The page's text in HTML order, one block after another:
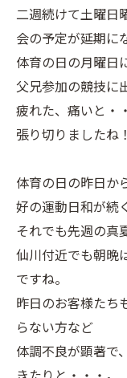
二週続けて土曜日
会の予定が延期に
体育の日の月曜日
父兄参加の競技に
疲れた、痛いと・
張り切りましたね！
体育の日の昨日か
好の運動日和が続
それでも先週の真
仙川付近でも朝晩
ですね。
昨日のお客様たち
らない方など
体調不良が顕著で